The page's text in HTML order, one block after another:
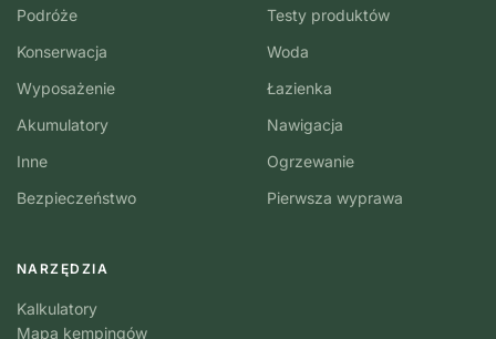
Podróże
Konserwacja
Wyposażenie
Akumulatory
Inne
Bezpieczeństwo
Testy produktów
Woda
Łazienka
Nawigacja
Ogrzewanie
Pierwsza wyprawa
NARZĘDZIA
Kalkulatory
Mapa kempingów